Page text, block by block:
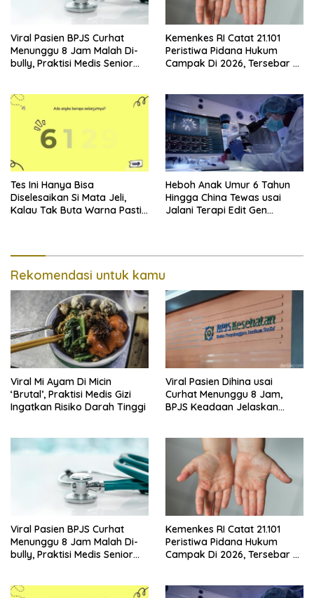
Viral Pasien BPJS Curhat
Menunggu 8 Jam Malah Di-
bully, Praktisi Medis Senior
Kemenkes RI Catat 21.101
Peristiwa Pidana Hukum
Campak Di 2026, Tersebar Di
Tes Ini Hanya Bisa
Diselesaikan Si Mata Jeli,
Kalau Tak Buta Warna Pasti
Heboh Anak Umur 6 Tahun
Hingga China Tewas usai
Jalani Terapi Edit Gen
Rekomendasi untuk kamu
Viral Mi Ayam Di Micin
‘Brutal’, Praktisi Medis Gizi
Ingatkan Risiko Darah Tinggi
Viral Pasien Dihina usai
Curhat Menunggu 8 Jam,
BPJS Keadaan Jelaskan
Viral Pasien BPJS Curhat
Menunggu 8 Jam Malah Di-
bully, Praktisi Medis Senior
Kemenkes RI Catat 21.101
Peristiwa Pidana Hukum
Campak Di 2026, Tersebar Di